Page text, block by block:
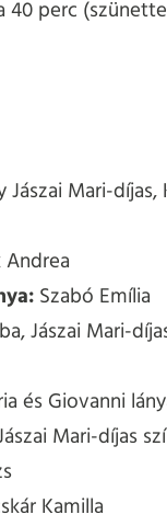
40 perc
Jászai Mari-díjas,
Andrea
Szabó Emília
Jászai Mari-
és Giovanni
Mari-díjas
Kamilla